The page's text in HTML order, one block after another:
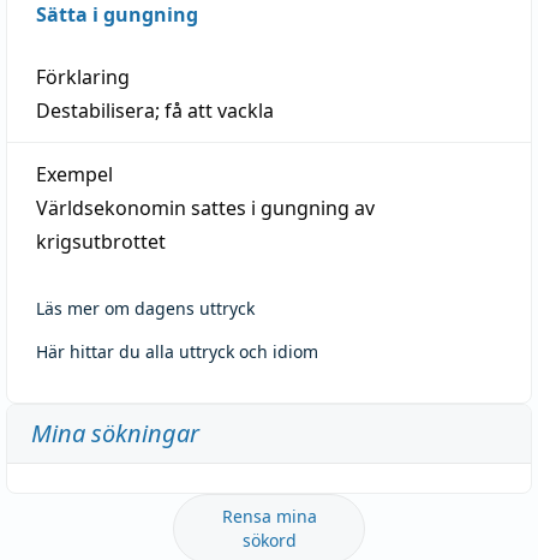
Sätta i gungning
Förklaring
Destabilisera; få att vackla
Exempel
Världsekonomin sattes i gungning av
krigsutbrottet
Läs mer om dagens uttryck
Här hittar du alla uttryck och idiom
Mina sökningar
Rensa mina
sökord